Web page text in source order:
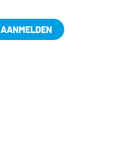
AANMELDEN